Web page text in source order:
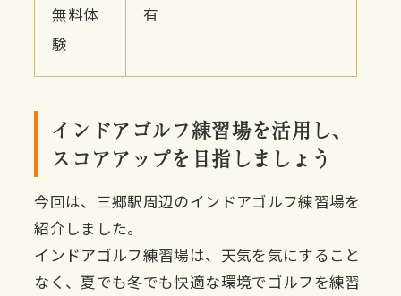
無料体
験
有
インドアゴルフ練習場を活用し、
スコアアップを目指しましょう
今回は、三郷駅周辺のインドアゴルフ練習場を
紹介しました。
インドアゴルフ練習場は、天気を気にすること
なく、夏でも冬でも快適な環境でゴルフを練習